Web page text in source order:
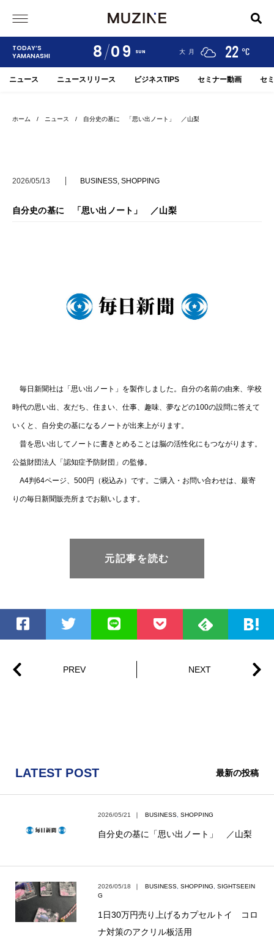
TODAY’S
YAMANASHI
8 09 SUN
甲府 河口湖 大月 22 °C
ニュース ニュースリリース ビジネスTIPS セミナー動画 セ
ホーム / ニュース / 自分史の基に 「思い出ノート」 ／山梨
2026/05/13 BUSINESS, SHOPPING
自分史の基に 「思い出ノート」 ／山梨
毎日新聞社は「思い出ノート」を製作しました。自分の名前の由来、学校
時代の思い出、友だち、住まい、仕事、趣味、夢などの100の設問に答えて
いくと、自分史の基になるノートが出来上がります。
昔を思い出してノートに書きとめることは脳の活性化にもつながります。
公益財団法人「認知症予防財団」の監修。
A4判64ページ、500円（税込み）です。ご購入・お問い合わせは、最寄
りの毎日新聞販売所までお願いします。
元記事を読む
LATEST POST 最新の投稿
2026/05/21 ｜ BUSINESS SHOPPING
自分史の基に「思い出ノート」 ／山梨
2026/05/18 ｜ BUSINESS SHOPPING
SIGHTSEEIN
G
1日30万円売り上げるカプセルトイ コロ
ナ対策のアクリル板活用